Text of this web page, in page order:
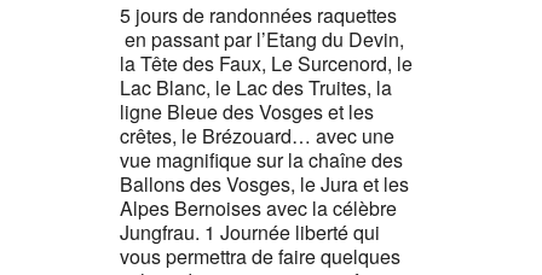
5 jours de randonnées raquettes
en passant par l’Etang du Devin,
la Tête des Faux, Le Surcenord, le
Lac Blanc, le Lac des Truites, la
ligne Bleue des Vosges et les
crêtes, le Brézouard… avec une
vue magnifique sur la chaîne des
Ballons des Vosges, le Jura et les
Alpes Bernoises avec la célèbre
Jungfrau. 1 Journée liberté qui
vous permettra de faire quelques